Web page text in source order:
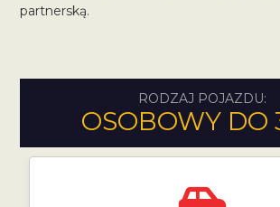
partnerską.
RODZAJ POJAZDU:
OSOBOWY DO